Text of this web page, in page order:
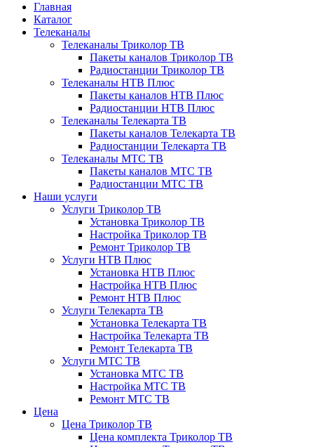
Главная
Каталог
Телеканалы
Телеканалы Триколор ТВ
Пакеты каналов Триколор ТВ
Радиостанции Триколор ТВ
Телеканалы НТВ Плюс
Пакеты каналов НТВ Плюс
Радиостанции НТВ Плюс
Телеканалы Телекарта ТВ
Пакеты каналов Телекарта ТВ
Радиостанции Телекарта ТВ
Телеканалы МТС ТВ
Пакеты каналов МТС ТВ
Радиостанции МТС ТВ
Наши услуги
Услуги Триколор ТВ
Установка Триколор ТВ
Настройка Триколор ТВ
Ремонт Триколор ТВ
Услуги НТВ Плюс
Установка НТВ Плюс
Настройка НТВ Плюс
Ремонт НТВ Плюс
Услуги Телекарта ТВ
Установка Телекарта ТВ
Настройка Телекарта ТВ
Ремонт Телекарта ТВ
Услуги МТС ТВ
Установка МТС ТВ
Настройка МТС ТВ
Ремонт МТС ТВ
Цена
Цена Триколор ТВ
Цена комплекта Триколор ТВ